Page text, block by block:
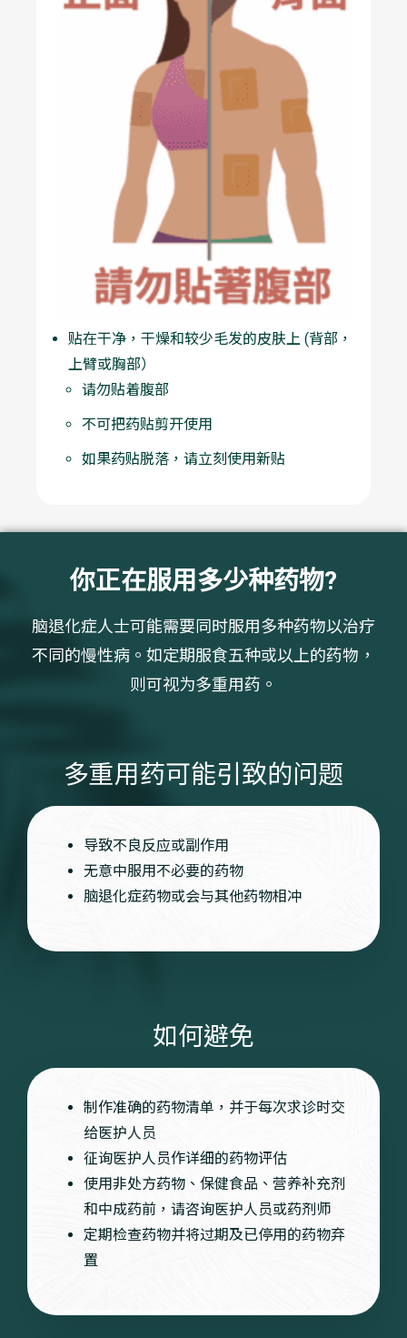
贴在干净，干燥和较少毛发的皮肤上 (背部，
上臂或胸部）
请勿贴着腹部
不可把药贴剪开使用
如果药贴脱落，请立刻使用新贴
你正在服用多少种药物?
脑退化症人士可能需要同时服用多种药物以治疗
不同的慢性病。如定期服食五种或以上的药物，
则可视为多重用药。
多重用药可能引致的问题
导致不良反应或副作用
无意中服用不必要的药物
脑退化症药物或会与其他药物相冲
如何避免
制作准确的药物清单，并于每次求诊时交
给医护人员
征询医护人员作详细的药物评估
使用非处方药物、保健食品、营养补充剂
和中成药前，请咨询医护人员或药剂师
定期检查药物并将过期及已停用的药物弃
置